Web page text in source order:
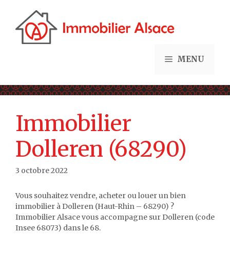
contenu
MENU
Immobilier
Dolleren (68290)
3 octobre 2022
Vous souhaitez vendre, acheter ou louer un bien
immobilier à Dolleren (Haut-Rhin – 68290) ?
Immobilier Alsace vous accompagne sur Dolleren (code
Insee 68073) dans le 68.